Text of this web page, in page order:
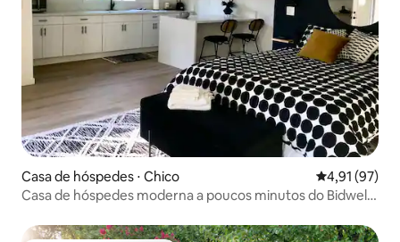
Casa de hóspedes ⋅ Chico 4,91 de uma
4,91 (97)
Casa de hóspedes moderna a poucos minutos do Bidwell